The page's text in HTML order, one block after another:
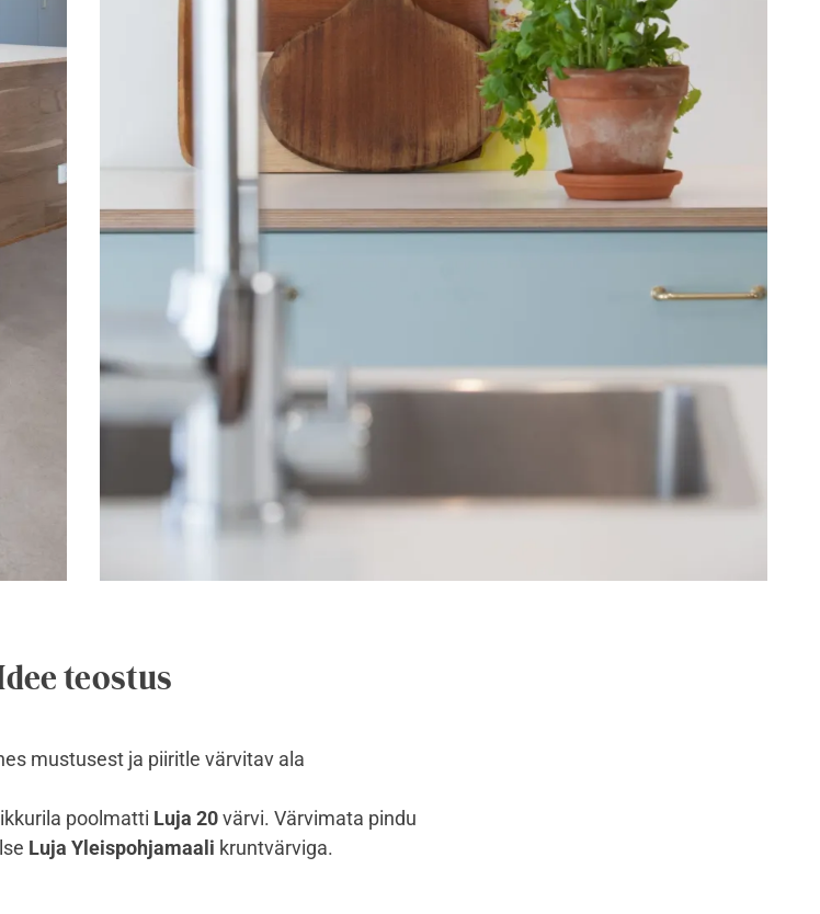
teostus
mustusest ja piiritle värvitav ala
poolmatti Luja 20värvi. Värvimata pindu
Luja Yleispohjamaali kruntvärviga.